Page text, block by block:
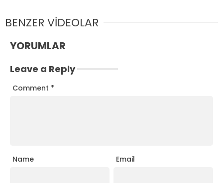
BENZER VİDEOLAR
YORUMLAR
Leave a Reply
Comment *
Name Email